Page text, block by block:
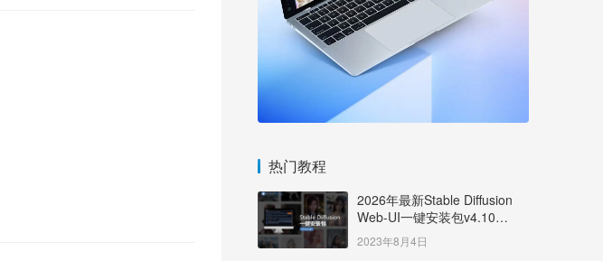
热门教程
2026年最新Stable Diffusion
Web-UI一键安装包v4.10
Windows版【支持50系显卡】
2023年8月4日